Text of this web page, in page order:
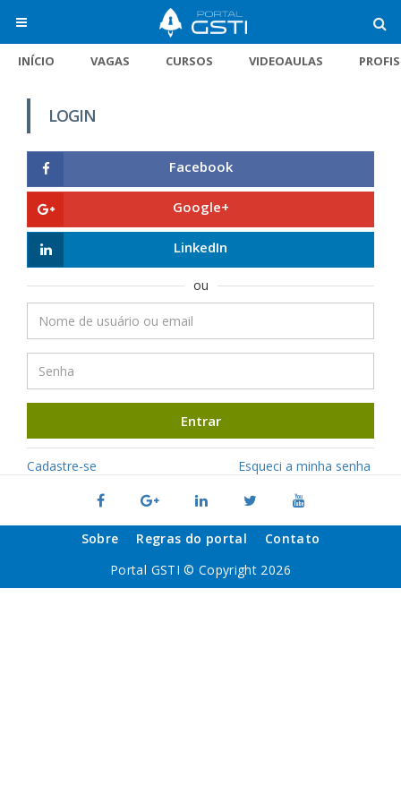
INÍCIO VAGAS CURSOS VIDEOAULAS
LOGIN
Facebook
Google+
LinkedIn
ou
Entrar
Cadastre-se Esqueci a minha senha
Sobre Regras do portal
Contato
Portal GSTI © Copyright 2026